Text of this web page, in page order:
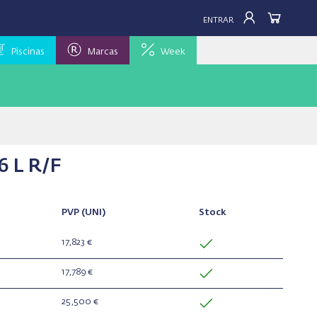
ENTRAR
Piscinas Marcas Week
L R/F
PVP (UNI) Stock
17,823 €
17,789 €
25,500 €